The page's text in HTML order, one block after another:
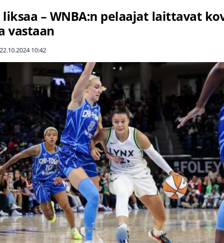
liksaa – WNBA:n pelaajat laittavat
vastaan
22.10.2024 10:42